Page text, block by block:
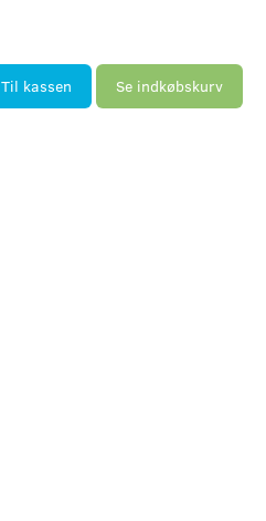
Til kassen Se indkøbskurv